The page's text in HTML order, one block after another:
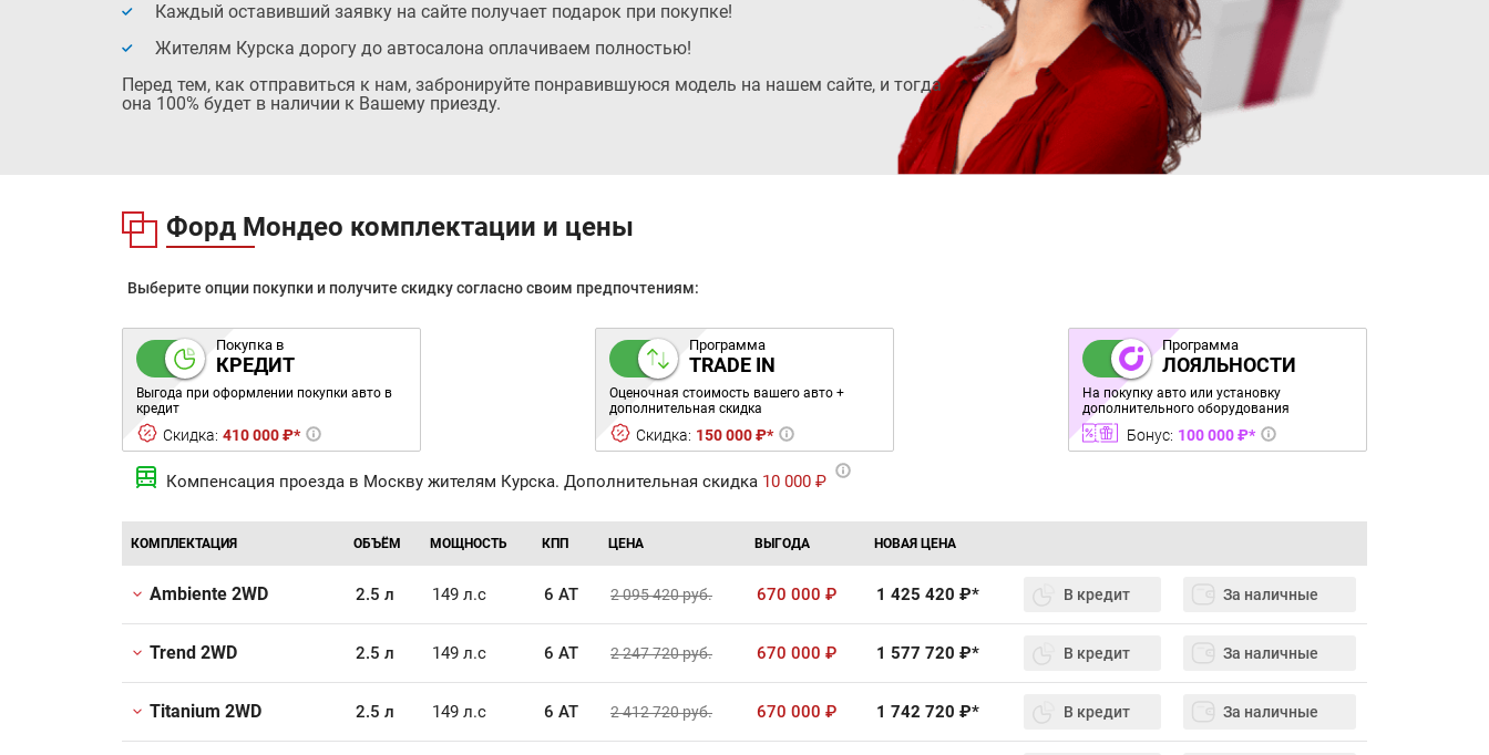
Каждый оставивший заявку на сайте получает подарок при покупке!
Жителям Курска дорогу до автосалона оплачиваем полностью!
Перед тем, как отправиться к нам, забронируйте понравившуюся модель на нашем сайте, и тогда
она 100% будет в наличии к Вашему приезду.
Форд Мондео комплектации и цены
Выберите опции покупки и получите скидку согласно своим предпочтениям:
Покупка в
КРЕДИТ
Выгода при оформлении покупки авто в
кредит
Скидка: 410 000 ₽*
Программа
TRADE IN
Оценочная стоимость вашего авто +
дополнительная скидка
Скидка: 150 000 ₽*
Программа
ЛОЯЛЬНОСТИ
На покупку авто или установку
дополнительного оборудования
Бонус: 100 000 ₽*
Компенсация проезда в Москву жителям Курска. Дополнительная скидка 10 000 ₽
КОМПЛЕКТАЦИЯ ОБЪЁМ МОЩНОСТЬ КПП ЦЕНА ВЫГОДА НОВАЯ ЦЕНА
Ambiente 2WD 2.5 л 149 л.с 6 AT 2 095 420руб. 670 000 ₽ 1 425 420 ₽* В кредит За наличные
Trend 2WD 2.5 л 149 л.с 6 AT 2 247 720руб. 670 000 ₽ 1 577 720 ₽* В кредит За наличные
Titanium 2WD 2.5 л 149 л.с 6 AT 2 412 720руб. 670 000 ₽ 1 742 720 ₽* В кредит За наличные